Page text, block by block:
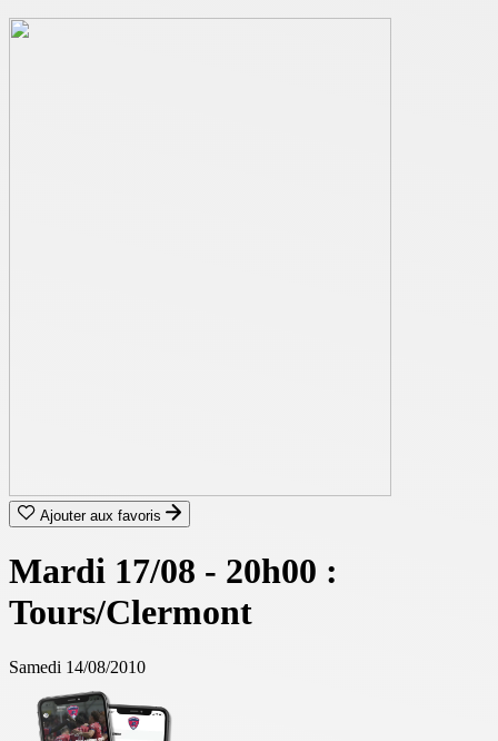
Ajouter aux favoris
Mardi 17/08 - 20h00 :
Tours/Clermont
Samedi 14/08/2010